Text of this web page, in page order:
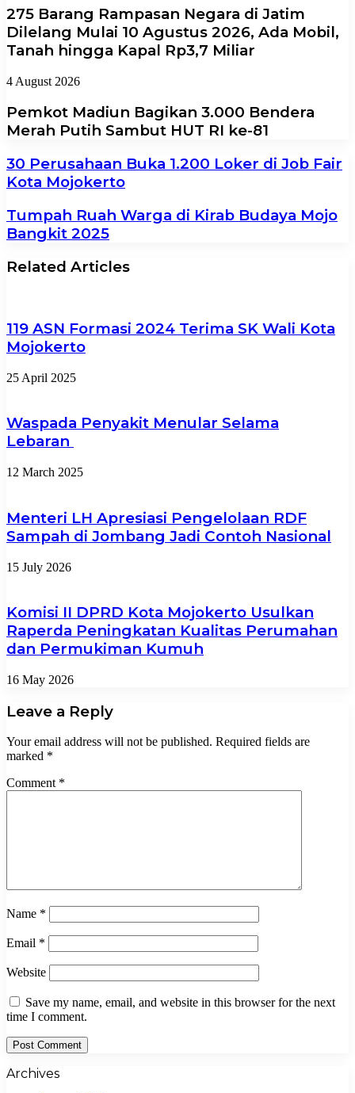
275 Barang Rampasan Negara di Jatim
Dilelang Mulai 10 Agustus 2026, Ada Mobil,
Tanah hingga Kapal Rp3,7 Miliar
4 August 2026
Pemkot Madiun Bagikan 3.000 Bendera
Merah Putih Sambut HUT RI ke-81
30 Perusahaan Buka 1.200 Loker di Job Fair
Kota Mojokerto
Tumpah Ruah Warga di Kirab Budaya Mojo
Bangkit 2025
Related Articles
119 ASN Formasi 2024 Terima SK Wali Kota
Mojokerto
25 April 2025
Waspada Penyakit Menular Selama
Lebaran
12 March 2025
Menteri LH Apresiasi Pengelolaan RDF
Sampah di Jombang Jadi Contoh Nasional
15 July 2026
Komisi II DPRD Kota Mojokerto Usulkan
Raperda Peningkatan Kualitas Perumahan
dan Permukiman Kumuh
16 May 2026
Leave a Reply
Your email address will not be published. Required fields are
marked *
Comment *
Name *
Email *
Website
Save my name, email, and website in this browser for the next
time I comment.
Archives